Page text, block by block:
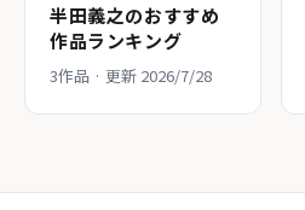
半田義之のおすすめ
作品ランキング
3作品 · 更新 2026/7/28